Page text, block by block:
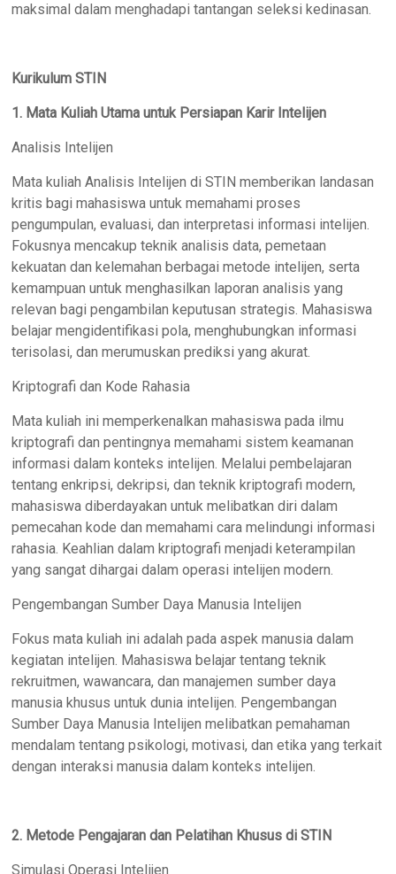
maksimal dalam menghadapi tantangan seleksi kedinasan.
Kurikulum STIN
1. Mata Kuliah Utama untuk Persiapan Karir Intelijen
Analisis Intelijen
Mata kuliah Analisis Intelijen di STIN memberikan landasan
kritis bagi mahasiswa untuk memahami proses
pengumpulan, evaluasi, dan interpretasi informasi intelijen.
Fokusnya mencakup teknik analisis data, pemetaan
kekuatan dan kelemahan berbagai metode intelijen, serta
kemampuan untuk menghasilkan laporan analisis yang
relevan bagi pengambilan keputusan strategis. Mahasiswa
belajar mengidentifikasi pola, menghubungkan informasi
terisolasi, dan merumuskan prediksi yang akurat.
Kriptografi dan Kode Rahasia
Mata kuliah ini memperkenalkan mahasiswa pada ilmu
kriptografi dan pentingnya memahami sistem keamanan
informasi dalam konteks intelijen. Melalui pembelajaran
tentang enkripsi, dekripsi, dan teknik kriptografi modern,
mahasiswa diberdayakan untuk melibatkan diri dalam
pemecahan kode dan memahami cara melindungi informasi
rahasia. Keahlian dalam kriptografi menjadi keterampilan
yang sangat dihargai dalam operasi intelijen modern.
Pengembangan Sumber Daya Manusia Intelijen
Fokus mata kuliah ini adalah pada aspek manusia dalam
kegiatan intelijen. Mahasiswa belajar tentang teknik
rekruitmen, wawancara, dan manajemen sumber daya
manusia khusus untuk dunia intelijen. Pengembangan
Sumber Daya Manusia Intelijen melibatkan pemahaman
mendalam tentang psikologi, motivasi, dan etika yang terkait
dengan interaksi manusia dalam konteks intelijen.
2. Metode Pengajaran dan Pelatihan Khusus di STIN
Simulasi Operasi Intelijen